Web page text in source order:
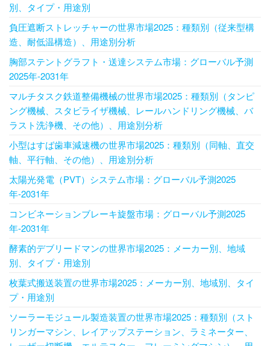
別、タイプ・用途別
負圧遮断ストレッチャーの世界市場2025：種類別（従来型構
造、耐低温構造）、用途別分析
胸部ステントグラフト・送達システム市場：グローバル予測
2025年-2031年
マルチタスク鉄道整備機械の世界市場2025：種類別（タンピ
ング機械、スタビライザ機械、レールハンドリング機械、バ
ラスト洗浄機、その他）、用途別分析
小型はすば歯車減速機の世界市場2025：種類別（同軸、直交
軸、平行軸、その他）、用途別分析
太陽光発電（PVT）システム市場：グローバル予測2025
年-2031年
コンビネーションブレーキ旋盤市場：グローバル予測2025
年-2031年
酵素的デブリードマンの世界市場2025：メーカー別、地域
別、タイプ・用途別
枚葉式搬送装置の世界市場2025：メーカー別、地域別、タイ
プ・用途別
ソーラーモジュール製造装置の世界市場2025：種類別（スト
リンガーマシン、レイアップステーション、ラミネーター、